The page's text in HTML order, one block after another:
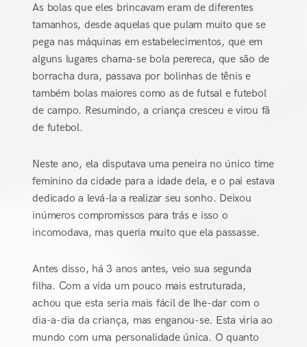
As bolas que eles brincavam eram de diferentes
tamanhos, desde aquelas que pulam muito que se
pega nas máquinas em estabelecimentos, que em
alguns lugares chama-se bola perereca, que são de
borracha dura, passava por bolinhas de tênis e
também bolas maiores como as de futsal e futebol
de campo. Resumindo, a criança cresceu e virou fã
de futebol.
Neste ano, ela disputava uma peneira no único time
feminino da cidade para a idade dela, e o pai estava
dedicado a levá-la a realizar seu sonho. Deixou
inúmeros compromissos para trás e isso o
incomodava, mas queria muito que ela passasse.
Antes disso, há 3 anos antes, veio sua segunda
filha. Com a vida um pouco mais estruturada,
achou que esta seria mais fácil de lhe-dar com o
dia-a-dia da criança, mas enganou-se. Esta viria ao
mundo com uma personalidade única. O quanto